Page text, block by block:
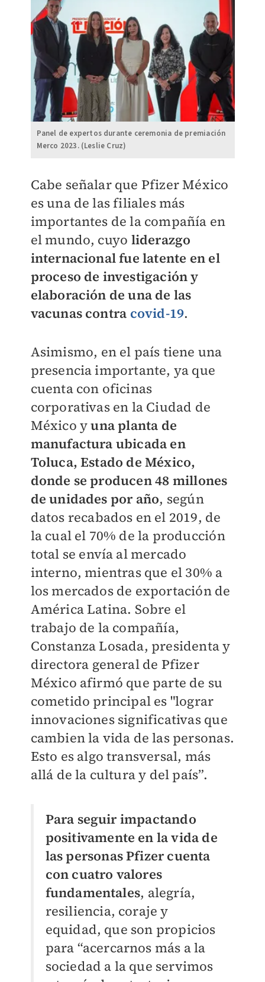
Panel de expertos durante ceremonia de premiación
Merco 2023. (Leslie Cruz)
Cabe señalar que Pfizer México
es una de las filiales más
importantes de la compañía en
el mundo, cuyo liderazgo
internacional fue latente en el
proceso de investigación y
elaboración de una de las
vacunas contra covid-19.
Asimismo, en el país tiene una
presencia importante, ya que
cuenta con oficinas
corporativas en la Ciudad de
México yuna planta de
manufactura ubicada en
Toluca, Estado de México,
donde se producen 48 millones
de unidades por año, según
datos recabados en el 2019, de
la cual el 70% de la producción
total se envía al mercado
interno, mientras que el 30% a
los mercados de exportación de
América Latina. Sobre el
trabajo de la compañía,
Constanza Losada, presidenta y
directora general de Pfizer
México afirmó que parte de su
cometido principal es "lograr
innovaciones significativas que
cambien la vida de las personas.
Esto es algo transversal, más
allá de la cultura y del país”.
Para seguir impactando
positivamente en la vida de
las personas Pfizer cuenta
con cuatro valores
fundamentales, alegría,
resiliencia, coraje y
equidad, que son propicios
para “acercarnos más a la
sociedad a la que servimos